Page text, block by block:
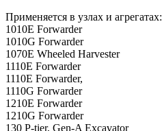
Применяется в узлах и агрегатах:
1010E Forwarder
1010G Forwarder
1070E Wheeled Harvester
1110E Forwarder
1110E Forwarder,
1110G Forwarder
1210E Forwarder
1210G Forwarder
130 P-tier, Gen-A Excavator